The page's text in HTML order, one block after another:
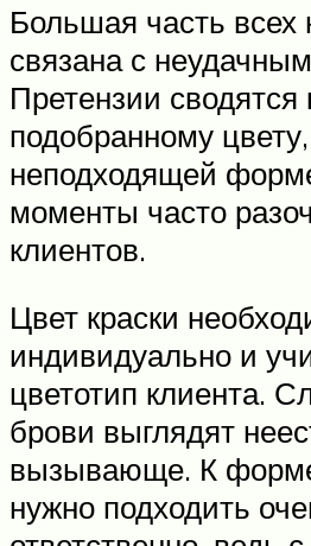
Большая часть всех
связана с
Претензии
подобранному цвету,
неподходящей
моменты часто
клиентов.
Цвет краски
индивидуально и
цветотип клиента.
брови выглядят
вызывающе. К
нужно подходить